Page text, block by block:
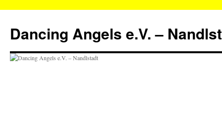
springen
Dancing Angels e.V. –